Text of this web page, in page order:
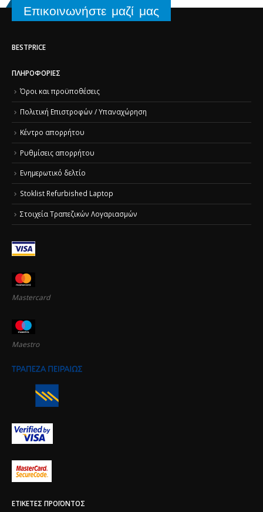
Επικοινωνήστε μαζί μας
BESTPRICE
ΠΛΗΡΟΦΟΡΊΕΣ
Όροι και προϋποθέσεις
Πολιτική Επιστροφών / Υπαναχώρηση
Κέντρο απορρήτου
Ρυθμίσεις απορρήτου
Ενημερωτικό δελτίο
Stoklist Refurbished Laptop
Στοιχεία Τραπεζικών Λογαριασμών
Mastercard
Maestro
ΕΤΙΚΈΤΕΣ ΠΡΟΪΌΝΤΟΣ